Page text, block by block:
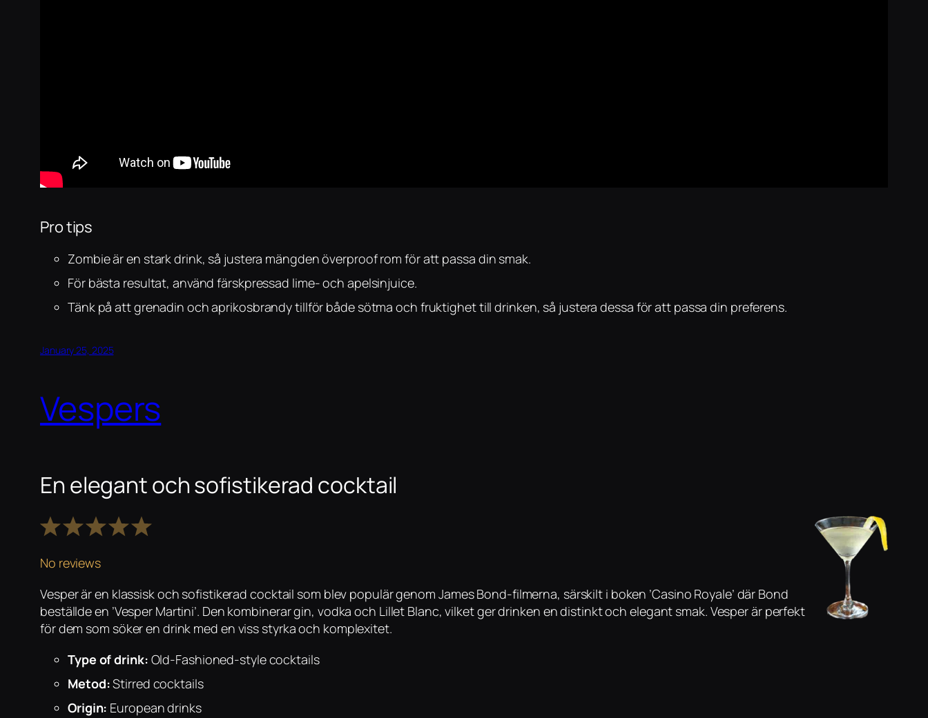
Pro tips
Zombie är en stark drink, så justera mängden överproof rom för att passa din smak.
För bästa resultat, använd färskpressad lime- och apelsinjuice.
Tänk på att grenadin och aprikosbrandy tillför både sötma och fruktighet till drinken, så justera dessa för att passa din preferens.
January 25, 2025
Vespers
En elegant och sofistikerad cocktail
5
4
Stars
3
Stars
2
Stars
1
Star
No reviews
Vesper är en klassisk och sofistikerad cocktail som blev populär genom James Bond-filmerna, särskilt i boken ’Casino Royale’ där Bond
beställde en ’Vesper Martini’. Den kombinerar gin, vodka och Lillet Blanc, vilket ger drinken en distinkt och elegant smak. Vesper är perfekt
för dem som söker en drink med en viss styrka och komplexitet.
Type of drink: Old-Fashioned-style cocktails
Metod:Stirred cocktails
Origin: European drinks